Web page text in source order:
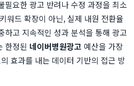
필요한 광고 반려나 수정 과정을 최소
워드 확장이 아닌, 실제 내원 전환율
하고 지속적인 성과 분석을 통해 광고
한정된 네이버병원광고 예산을 가장
효과를 내는 데이터 기반의 접근 방